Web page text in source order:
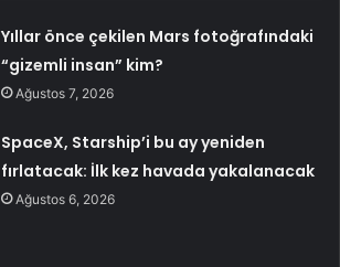
Yıllar önce çekilen Mars fotoğrafındaki
“gizemli insan” kim?
Ağustos 7, 2026
SpaceX, Starship’i bu ay yeniden
fırlatacak: İlk kez havada yakalanacak
Ağustos 6, 2026